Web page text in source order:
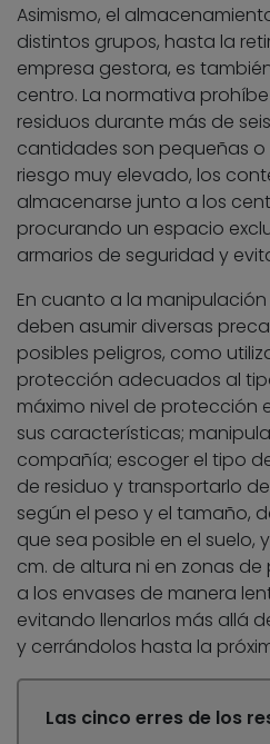
Asimismo, el
distintos grupos, hasta la
empresa gestora, es
centro. La normativa
residuos durante más de
cantidades son pequeñas o
riesgo muy elevado, los
almacenarse junto a los
procurando un espacio
armarios de seguridad y
En cuanto a la manipulación
deben asumir diversas
posibles peligros, como
protección adecuados al
máximo nivel de protección
sus características;
compañía; escoger el tipo
de residuo y transportarlo
según el peso y el tamaño,
que sea posible en el suelo,
cm. de altura ni en zonas
a los envases de manera
evitando llenarlos más allá
y cerrándolos hasta la
Las cinco erres de los